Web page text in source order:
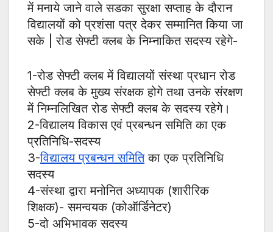
में मनाये जाने वाले सडका सुरक्षा सप्ताह के दौरान
विद्यालयों को प्रशंसा पत्र देकर सम्मानित किया जा
सके | रोड सेफ्टी क्लब के निम्नाकित सदस्य रहेगे-
1-रोड सेफ्टी क्लब में विद्यालयों संस्था प्रधान रोड
सेफ्टी क्लब के मुख्य संरक्षक होगे तथा उनके संरक्षण
में निम्नलिखित रोड सेफ्टी क्लब के सदस्य रहेगे।
2-विद्यालय विकास एवं प्रबन्धन समिति का एक
प्रतिनिधि-सदस्य
3-विद्यालय प्रबन्धन समितिका एक प्रतिनिधि
सदस्य
4-संस्था द्वारा मनोनित अध्यापक (शारीरिक
शिक्षक)- समन्वयक (कोऑर्डिनेटर)
5-दो अभिभावक सदस्य